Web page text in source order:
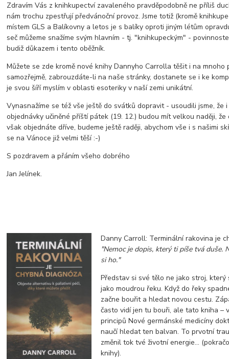
Zdravím Vás z knihkupectví zavaleného pravděpodobně ne příliš
nám trochu zpestřují předvánoční provoz. Jsme totiž (kromě
místem GLS a Balíkovny a letos je s balíky oproti jiným létům
seč můžeme snažíme svým hlavním - tj. "knihkupeckým" -
budiž důkazem i tento oběžník.
Můžete se zde kromě nové knihy Dannyho Carrolla těšit i na mnoho
samozřejmě, zabrouzdáte-li na naše stránky, dostanete se i ke
je svou šíří myslím v oblasti esoteriky v naší zemi unikátní.
Vynasnažíme se též vše ještě do svátků dopravit - usoudili jsme, že
objednávky učiněné příští pátek (19. 12.) budou mít velkou naději, že
však objednáte dříve, budeme ještě raději, abychom vše i s našimi
se na Vánoce již velmi těší :-)
S pozdravem a přáním všeho dobrého
Jan Jelínek.
Danny Carroll: Terminální rakovina je
"Nemoc je dopis, který ti píše tvá duše.
si ho."
Představ si své tělo ne jako stroj,
jako moudrou řeku. Když do řeky
začne bouřit a hledat novou cestu.
často vidí jen tu bouři, ale tato kniha –
principů Nové germánské medicíny
naučí hledat ten balvan. To prvotní
změnil tok tvé životní energie...
knihy).